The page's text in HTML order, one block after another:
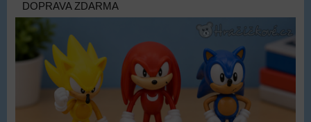
DOPRAVA ZDARMA